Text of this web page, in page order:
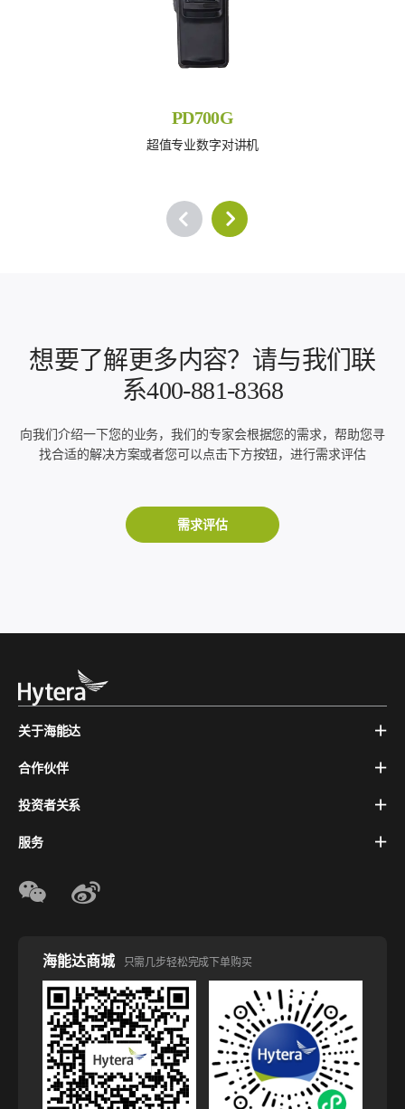
PD700G
超值专业数字对讲机
想要了解更多内容？请与我们联
系400-881-8368
向我们介绍一下您的业务，我们的专家会根据您的需求，帮助您寻
找合适的解决方案或者您可以点击下方按钮，进行需求评估
需求评估
关于海能达
合作伙伴
投资者关系
服务
海能达商城 只需几步轻松完成下单购买